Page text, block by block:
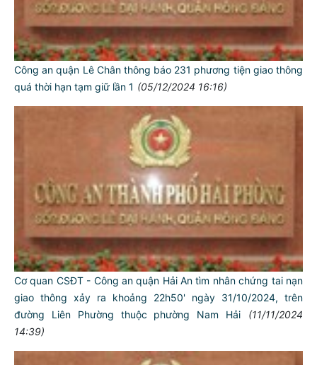
Công an quận Lê Chân thông báo 231 phương tiện giao thông
quá thời hạn tạm giữ lần 1 (05/12/2024 16:16)
Cơ quan CSĐT - Công an quận Hải An tìm nhân chứng tai nạn
giao thông xảy ra khoảng 22h50' ngày 31/10/2024, trên
đường Liên Phường thuộc phường Nam Hải
(11/11/2024
14:39)